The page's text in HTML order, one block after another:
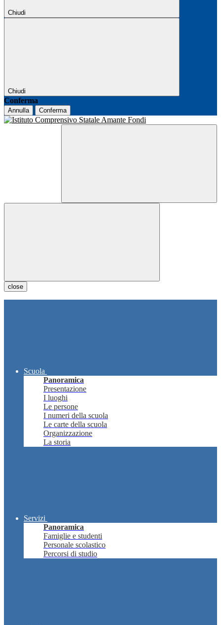
Chiudi
Chiudi
Conferma
Annulla Conferma
close
Scuola
Panoramica
Presentazione
I luoghi
Le persone
I numeri della scuola
Le carte della scuola
Organizzazione
La storia
Servizi
Panoramica
Famiglie e studenti
Personale scolastico
Percorsi di studio